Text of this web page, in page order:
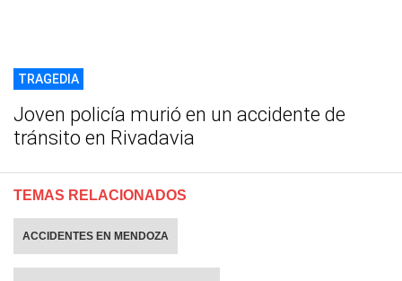
TRAGEDIA
Joven policía murió en un accidente de
tránsito en Rivadavia
TEMAS RELACIONADOS
ACCIDENTES EN MENDOZA